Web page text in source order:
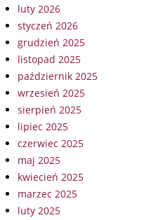
luty 2026
styczeń 2026
grudzień 2025
listopad 2025
październik 2025
wrzesień 2025
sierpień 2025
lipiec 2025
czerwiec 2025
maj 2025
kwiecień 2025
marzec 2025
luty 2025